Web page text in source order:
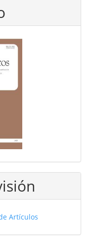
Artículos